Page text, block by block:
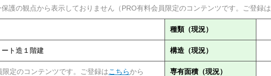
護の観点から表示しておりません（PRO有料会員限定のコンテンツです。ご登録は
種類（現況）
ト造１階建 構造（現況）
限定のコンテンツです。ご登録はこちらから 専有面積（現況）